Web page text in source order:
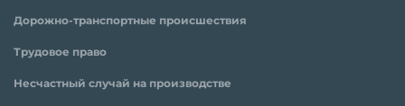
Дорожно-транспортные происшествия
Трудовое право
Несчастный случай на производстве